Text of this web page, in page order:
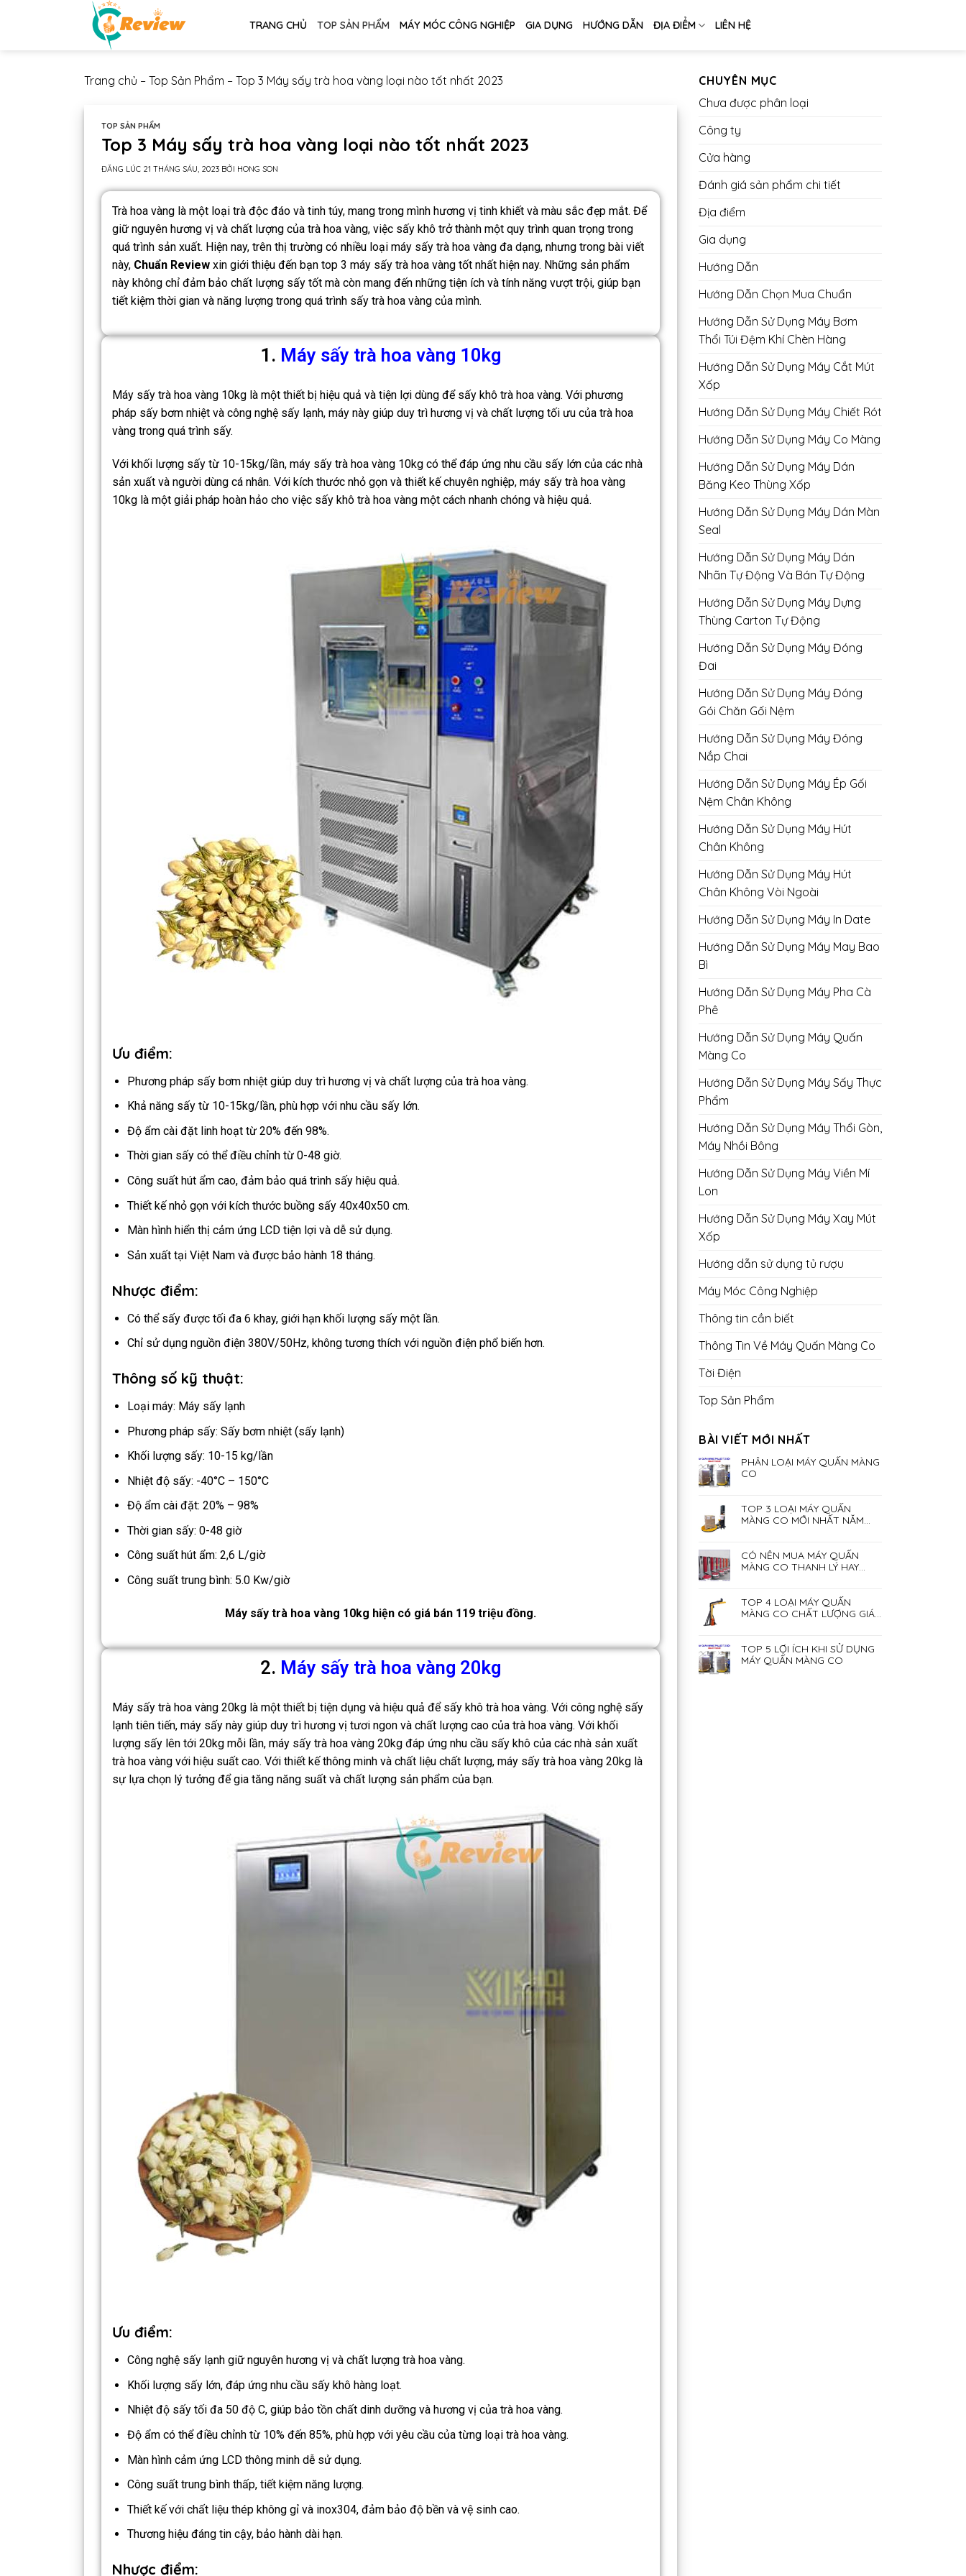
TRANG CHỦ TOP SẢN PHẨM MÁY MÓC CÔNG NGHIỆP GIA DỤNG HƯỚNG DẪN ĐỊA ĐIỂM LIÊN HỆ
Trang chủ – Top Sản Phẩm – Top 3 Máy sấy trà hoa vàng loại nào tốt nhất 2023
TOP SẢN PHẨM
Top 3 Máy sấy trà hoa vàng loại nào tốt nhất 2023
ĐĂNG LÚC 21 THÁNG SÁU, 2023 BỞI HONG SON
Trà hoa vàng là một loại trà độc đáo và tinh túy, mang trong mình hương vị tinh khiết và màu sắc đẹp mắt. Để
giữ nguyên hương vị và chất lượng của trà hoa vàng, việc sấy khô trở thành một quy trình quan trọng trong
quá trình sản xuất. Hiện nay, trên thị trường có nhiều loại máy sấy trà hoa vàng đa dạng, nhưng trong bài viết
này, Chuẩn Review xin giới thiệu đến bạn top 3 máy sấy trà hoa vàng tốt nhất hiện nay. Những sản phẩm
này không chỉ đảm bảo chất lượng sấy tốt mà còn mang đến những tiện ích và tính năng vượt trội, giúp bạn
tiết kiệm thời gian và năng lượng trong quá trình sấy trà hoa vàng của mình.
1. Máy sấy trà hoa vàng 10kg
Máy sấy trà hoa vàng 10kg là một thiết bị hiệu quả và tiện lợi dùng để sấy khô trà hoa vàng. Với phương
pháp sấy bơm nhiệt và công nghệ sấy lạnh, máy này giúp duy trì hương vị và chất lượng tối ưu của trà hoa
vàng trong quá trình sấy.
Với khối lượng sấy từ 10-15kg/lần, máy sấy trà hoa vàng 10kg có thể đáp ứng nhu cầu sấy lớn của các nhà
sản xuất và người dùng cá nhân. Với kích thước nhỏ gọn và thiết kế chuyên nghiệp, máy sấy trà hoa vàng
10kg là một giải pháp hoàn hảo cho việc sấy khô trà hoa vàng một cách nhanh chóng và hiệu quả.
Ưu điểm:
Phương pháp sấy bơm nhiệt giúp duy trì hương vị và chất lượng của trà hoa vàng.
Khả năng sấy từ 10-15kg/lần, phù hợp với nhu cầu sấy lớn.
Độ ẩm cài đặt linh hoạt từ 20% đến 98%.
Thời gian sấy có thể điều chỉnh từ 0-48 giờ.
Công suất hút ẩm cao, đảm bảo quá trình sấy hiệu quả.
Thiết kế nhỏ gọn với kích thước buồng sấy 40x40x50 cm.
Màn hình hiển thị cảm ứng LCD tiện lợi và dễ sử dụng.
Sản xuất tại Việt Nam và được bảo hành 18 tháng.
Nhược điểm:
Có thể sấy được tối đa 6 khay, giới hạn khối lượng sấy một lần.
Chỉ sử dụng nguồn điện 380V/50Hz, không tương thích với nguồn điện phổ biến hơn.
Thông số kỹ thuật:
Loại máy: Máy sấy lạnh
Phương pháp sấy: Sấy bơm nhiệt (sấy lạnh)
Khối lượng sấy: 10-15 kg/lần
Nhiệt độ sấy: -40°C – 150°C
Độ ẩm cài đặt: 20% – 98%
Thời gian sấy: 0-48 giờ
Công suất hút ẩm: 2,6 L/giờ
Công suất trung bình: 5.0 Kw/giờ
Máy sấy trà hoa vàng 10kg hiện có giá bán 119 triệu đồng.
2. Máy sấy trà hoa vàng 20kg
Máy sấy trà hoa vàng 20kg là một thiết bị tiện dụng và hiệu quả để sấy khô trà hoa vàng. Với công nghệ sấy
lạnh tiên tiến, máy sấy này giúp duy trì hương vị tươi ngon và chất lượng cao của trà hoa vàng. Với khối
lượng sấy lên tới 20kg mỗi lần, máy sấy trà hoa vàng 20kg đáp ứng nhu cầu sấy khô của các nhà sản xuất
trà hoa vàng với hiệu suất cao. Với thiết kế thông minh và chất liệu chất lượng, máy sấy trà hoa vàng 20kg là
sự lựa chọn lý tưởng để gia tăng năng suất và chất lượng sản phẩm của bạn.
Ưu điểm:
Công nghệ sấy lạnh giữ nguyên hương vị và chất lượng trà hoa vàng.
Khối lượng sấy lớn, đáp ứng nhu cầu sấy khô hàng loạt.
Nhiệt độ sấy tối đa 50 độ C, giúp bảo tồn chất dinh dưỡng và hương vị của trà hoa vàng.
Độ ẩm có thể điều chỉnh từ 10% đến 85%, phù hợp với yêu cầu của từng loại trà hoa vàng.
Màn hình cảm ứng LCD thông minh dễ sử dụng.
Công suất trung bình thấp, tiết kiệm năng lượng.
Thiết kế với chất liệu thép không gỉ và inox304, đảm bảo độ bền và vệ sinh cao.
Thương hiệu đáng tin cậy, bảo hành dài hạn.
Nhược điểm:
CHUYÊN MỤC
Chưa được phân loại
Công ty
Cửa hàng
Đánh giá sản phẩm chi tiết
Địa điểm
Gia dụng
Hướng Dẫn
Hướng Dẫn Chọn Mua Chuẩn
Hướng Dẫn Sử Dụng Máy Bơm
Thổi Túi Đệm Khí Chèn Hàng
Hướng Dẫn Sử Dụng Máy Cắt Mút
Xốp
Hướng Dẫn Sử Dụng Máy Chiết Rót
Hướng Dẫn Sử Dụng Máy Co Màng
Hướng Dẫn Sử Dụng Máy Dán
Băng Keo Thùng Xốp
Hướng Dẫn Sử Dụng Máy Dán Màn
Seal
Hướng Dẫn Sử Dụng Máy Dán
Nhãn Tự Động Và Bán Tự Động
Hướng Dẫn Sử Dụng Máy Dựng
Thùng Carton Tự Động
Hướng Dẫn Sử Dụng Máy Đóng
Đai
Hướng Dẫn Sử Dụng Máy Đóng
Gói Chăn Gối Nệm
Hướng Dẫn Sử Dụng Máy Đóng
Nắp Chai
Hướng Dẫn Sử Dụng Máy Ép Gối
Nệm Chân Không
Hướng Dẫn Sử Dụng Máy Hút
Chân Không
Hướng Dẫn Sử Dụng Máy Hút
Chân Không Vòi Ngoài
Hướng Dẫn Sử Dụng Máy In Date
Hướng Dẫn Sử Dụng Máy May Bao
Bì
Hướng Dẫn Sử Dụng Máy Pha Cà
Phê
Hướng Dẫn Sử Dụng Máy Quấn
Màng Co
Hướng Dẫn Sử Dụng Máy Sấy Thực
Phẩm
Hướng Dẫn Sử Dụng Máy Thổi Gòn,
Máy Nhồi Bông
Hướng Dẫn Sử Dụng Máy Viền Mí
Lon
Hướng Dẫn Sử Dụng Máy Xay Mút
Xốp
Hướng dẫn sử dụng tủ rượu
Máy Móc Công Nghiệp
Thông tin cần biết
Thông Tin Về Máy Quấn Màng Co
Tời Điện
Top Sản Phẩm
BÀI VIẾT MỚI NHẤT
PHÂN LOẠI MÁY QUẤN MÀNG
CO
TOP 3 LOẠI MÁY QUẤN
MÀNG CO MỚI NHẤT NĂM
CÓ NÊN MUA MÁY QUẤN
MÀNG CO THANH LÝ HAY
TOP 4 LOẠI MÁY QUẤN
MÀNG CO CHẤT LƯỢNG GIÁ
TOP 5 LỢI ÍCH KHI SỬ DỤNG
MÁY QUẤN MÀNG CO